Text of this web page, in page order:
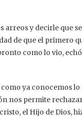
arreos y decirle que
de que el primero
como lo vio,
ya conocemos lo
nos permite
el Hijo de Dios,